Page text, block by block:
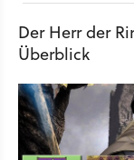
Der Herr der
Überblick